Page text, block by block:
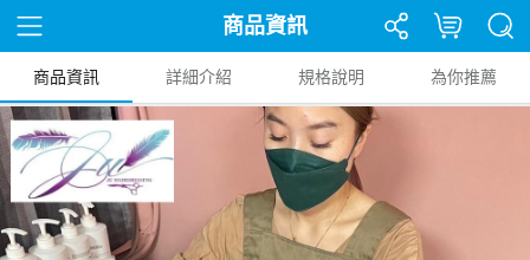
商品資訊
商品資訊 詳細介紹 規格說明 為你推薦